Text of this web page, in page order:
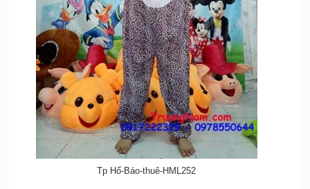
Tp Hổ-Báo-thuê-HML252